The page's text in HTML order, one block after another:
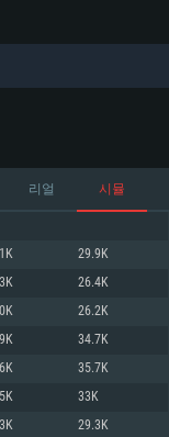
리얼 시뮬
29.9K
26.4K
26.2K
34.7K
35.7K
33K
29.3K